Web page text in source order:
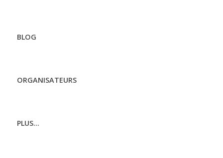
BLOG
ORGANISATEURS
PLUS...